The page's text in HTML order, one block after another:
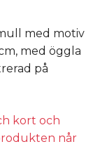
med motiv
med öggla
på
kort och
når